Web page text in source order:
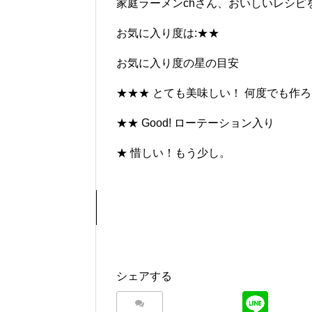
家庭ラーメンchさん、おいしいレシピ
お気に入り度は:★★
お気に入り度の星の目安
★★★ とても美味しい！ 何度でも作ろ
★★ Good! ローテーション入り
★ 惜しい！もう少し。
シェアする